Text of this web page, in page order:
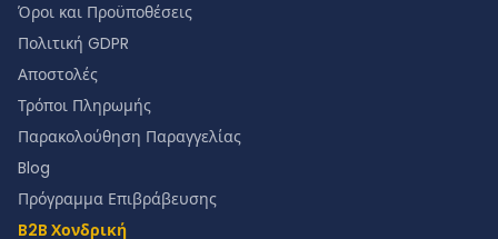
Όροι και Προϋποθέσεις
Πολιτική GDPR
Αποστολές
Τρόποι Πληρωμής
Παρακολούθηση Παραγγελίας
Blog
Πρόγραμμα Επιβράβευσης
B2B Χονδρική